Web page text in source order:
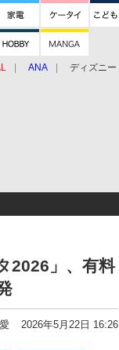
ANA ディズニー
2026」、有料
2026年5月22日 16:26